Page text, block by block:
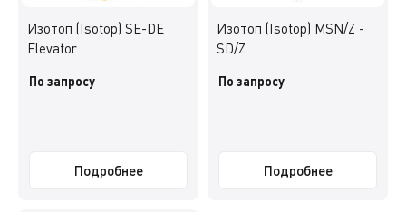
Изотоп (Isotop) SE-DE
Elevator
По запросу
Подробнее
Изотоп (Isotop) MSN/Z -
SD/Z
По запросу
Подробнее